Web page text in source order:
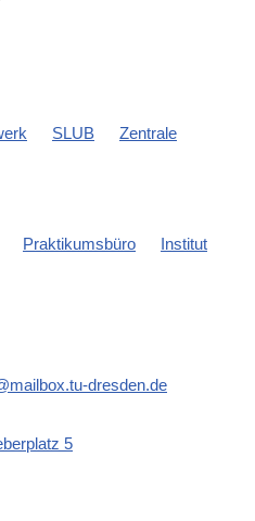
SLUB
Zentrale
Praktikumsbüro
Institut
dresden.de
5